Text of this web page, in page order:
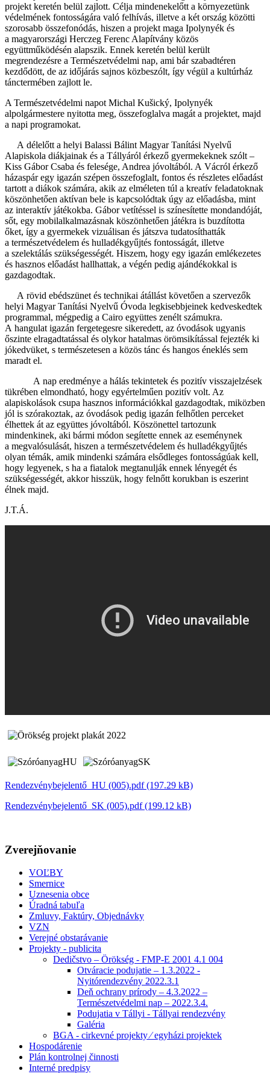
projekt keretén belül zajlott. Célja mindenekelőtt a környezetünk
védelmének fontosságára való felhívás, illetve a két ország közötti
szorosabb összefonódás, hiszen a projekt maga Ipolynyék és
a magyarországi Herczeg Ferenc Alapítvány közös
együttműködésén alapszik. Ennek keretén belül került
megrendezésre a Természetvédelmi nap, ami bár szabadtéren
kezdődött, de az időjárás sajnos közbeszólt, így végül a kultúrház
tánctermében zajlott le.
A Természetvédelmi napot Michal Kušický, Ipolynyék
alpolgármestere nyitotta meg, összefoglalva magát a projektet, majd
a napi programokat.
A délelőtt a helyi Balassi Bálint Magyar Tanítási Nyelvű
Alapiskola diákjainak és a Tállyáról érkező gyermekeknek szólt –
Kiss Gábor Csaba és felesége, Andrea jóvoltából. A Vácról érkező
házaspár egy igazán szépen összefoglalt, fontos és részletes előadást
tartott a diákok számára, akik az elméleten túl a kreatív feladatoknak
köszönhetően aktívan bele is kapcsolódtak úgy az előadásba, mint
az interaktív játékokba. Gábor vetítéssel is színesítette mondandóját,
sőt, egy mobilalkalmazásnak köszönhetően játékra is buzdította
őket, így a gyermekek vizuálisan és játszva tudatosíthatták
a természetvédelem és hulladékgyűjtés fontosságát, illetve
a szelektálás szükségességét. Hiszem, hogy egy igazán emlékezetes
és hasznos előadást hallhattak, a végén pedig ajándékokkal is
gazdagodtak.
A rövid ebédszünet és technikai átállást követően a szervezők
helyi Magyar Tanítási Nyelvű Óvoda legkisebbjeinek kedveskedtek
programmal, mégpedig a Cairo együttes zenélt számukra.
A hangulat igazán fergetegesre sikeredett, az óvodások ugyanis
őszinte elragadtatással és olykor hatalmas örömsikítással fejezték ki
jókedvüket, s természetesen a közös tánc és hangos éneklés sem
maradt el.
A nap eredménye a hálás tekintetek és pozitív visszajelzések
tükrében elmondható, hogy egyértelműen pozitív volt. Az
alapiskolások csupa hasznos információkkal gazdagodtak, miközben
jól is szórakoztak, az óvodások pedig igazán felhőtlen perceket
élhettek át az együttes jóvoltából. Köszönettel tartozunk
mindenkinek, aki bármi módon segítette ennek az eseménynek
a megvalósulását, hiszen a természetvédelem és hulladékgyűjtés
olyan témák, amik mindenki számára elsődleges fontosságúak kell,
hogy legyenek, s ha a fiatalok megtanulják ennek lényegét és
szükségességét, akkor hisszük, hogy felnőtt korukban is eszerint
élnek majd.
J.T.Á.
Rendezvénybejelentő_HU (005).pdf (197.29 kB)
Rendezvénybejelentő_SK (005).pdf (199.12 kB)
Zverejňovanie
VOĽBY
Smernice
Uznesenia obce
Úradná tabuľa
Zmluvy, Faktúry, Objednávky
VZN
Verejné obstarávanie
Projekty - publicita
Dedičstvo – Örökség - FMP-E 2001 4.1 004
Otváracie podujatie – 1.3.2022 -
Nyitórendezvény 2022.3.1
Deň ochrany prírody – 4.3.2022 –
Természetvédelmi nap – 2022.3.4.
Podujatia v Tállyi - Tállyai rendezvény
Galéria
BGA - cirkevné projekty ⁄ egyházi projektek
Hospodárenie
Plán kontrolnej činnosti
Interné predpisy